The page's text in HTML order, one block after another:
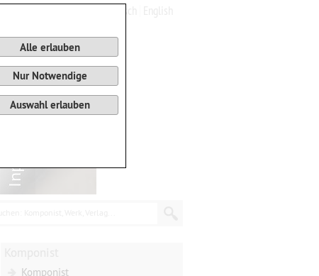
Komponist
Alle erlauben
Nur Notwendige
Auswahl erlauben